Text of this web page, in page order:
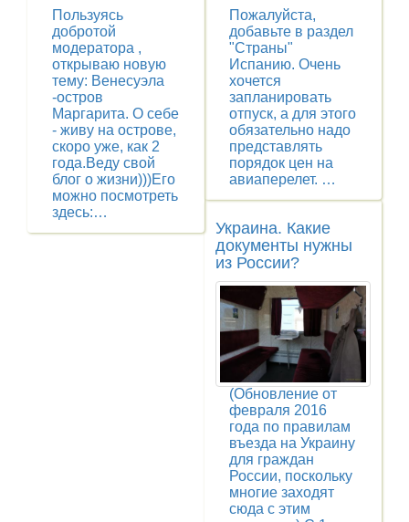
Пользуясь
добротой
модератора ,
открываю новую
тему: Венесуэла
-остров
Маргарита. О себе
- живу на острове,
скоро уже, как 2
года.Веду свой
блог о жизни)))Его
можно посмотреть
здесь:…
Пожалуйста,
добавьте в раздел
"Страны"
Испанию. Очень
хочется
запланировать
отпуск, а для этого
обязательно надо
представлять
порядок цен на
авиаперелет. …
Украина. Какие
документы нужны
из России?
(Обновление от
февраля 2016
года по правилам
въезда на Украину
для граждан
России, поскольку
многие заходят
сюда с этим